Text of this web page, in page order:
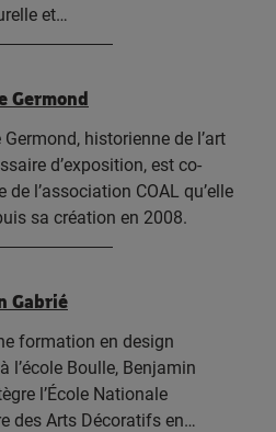
et…
Germond
historienne de l’art
d’exposition, est co-
de l’association COAL qu’elle
sa création en 2008.
Gabrié
formation en design
l’école Boulle, Benjamin
l’École Nationale
des Arts Décoratifs en…